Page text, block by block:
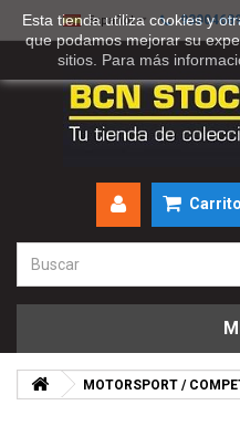
Español
MOTORSPORT /
Esta tienda utiliza cookies y
que podamos mejorar su
sitios. Para más